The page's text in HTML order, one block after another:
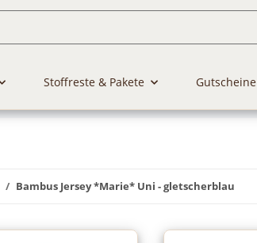
Stoffreste & Pakete Gutscheine
Bambus Jersey *Marie* Uni - gletscherblau